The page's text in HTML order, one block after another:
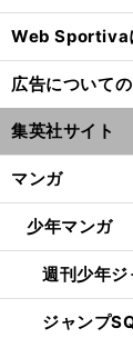
Web Sportiva
広告について
集英社サイト
マンガ
少年マンガ
週刊少年ジ
ジャンプ